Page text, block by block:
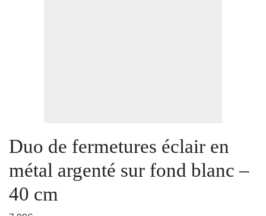
Duo de fermetures éclair en
métal argenté sur fond blanc –
40 cm